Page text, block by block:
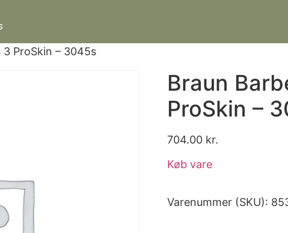
3 ProSkin – 3045s
Braun
ProSkin –
704.00 kr.
Køb vare
Varenummer (SKU):